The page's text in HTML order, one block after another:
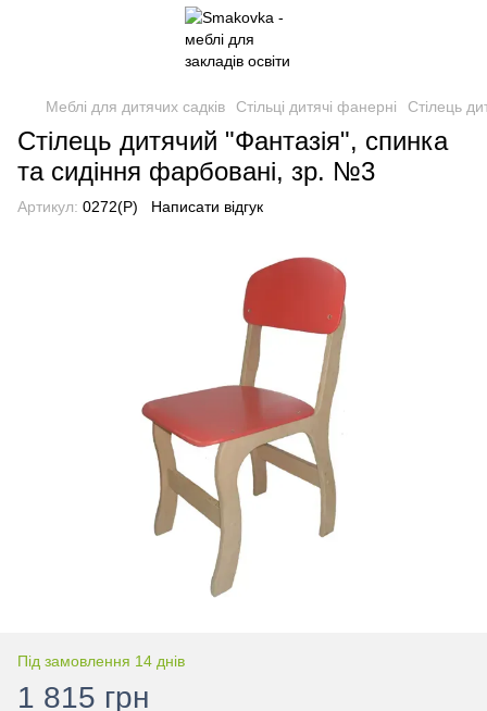
Меблі для дитячих садків Стільці дитячі фанерні Стілець
Стілець дитячий "Фантазія", спинка
та сидіння фарбовані, зр. №3
Артикул: 0272(Р) Написати відгук
Під замовлення 14 днів
1 815 грн